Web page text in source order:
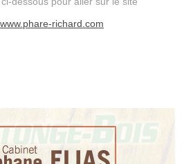
www.phare-richard.com